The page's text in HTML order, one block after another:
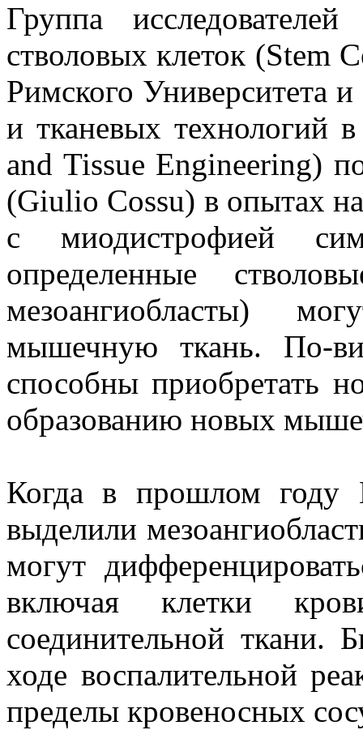
Группа
стволовых клеток (Stem
Римского Университета
и тканевых
and Tissue Engineering)
(Giulio Cossu) в опытах
с миодистрофией
определенные
мезоангиобласты)
мышечную ткань. По-
способны приобретать
образованию новых
Когда в прошлом году
выделили
могут
включая клетки
соединительной ткани.
ходе воспалительной
пределы кровеносных